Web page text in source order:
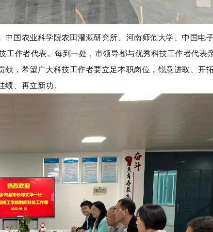
中国农业科学院农田灌溉研究所、河南师范大学、中国电
工作者代表。每到一处，市领导都与优秀科技工作者代表
，希望广大科技工作者要立足本职岗位，锐意进取、开
、再立新功。